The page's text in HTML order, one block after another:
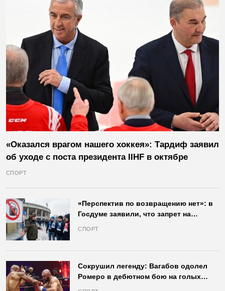
«Оказался врагом нашего хоккея»: Тардиф заявил
об уходе с поста президента IIHF в октябре
СПОРТ
«Перспектив по возвращению нет»: в
Госдуме заявили, что запрет на
СПОРТ
Сокрушил легенду: Вагабов одолел
Ромеро в дебютном бою на голых